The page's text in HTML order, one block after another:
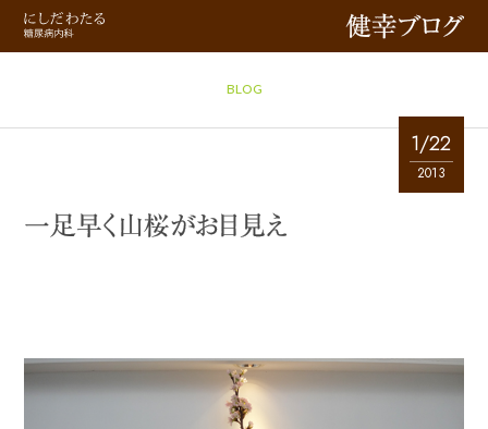
健幸ブログ
BLOG
1/22
2013
一足早く山桜がお目見え